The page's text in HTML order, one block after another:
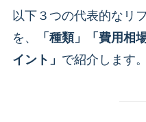
以下３つの代表的なリ
を、
「種類」「費用相
イント」 で紹介します。